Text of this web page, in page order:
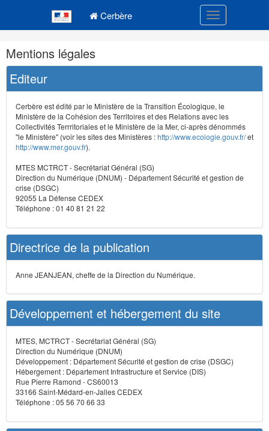
Cerbère Toggle
Navigation
et
outils
annexes
Mentions légales
Editeur
Cerbère est édité par le Ministère de la Transition Écologique, le
Ministère de la Cohésion des Territoires et des Relations avec les
Collectivités Terrritoriales et le Ministère de la Mer, ci-après dénommés
"le Ministère" (voir les sites des Ministères :http://www.ecologie.gouv.fr/et
http://www.mer.gouv.fr).
MTES MCTRCT - Secrétariat Général (SG)
Direction du Numérique (DNUM) - Département Sécurité et gestion de
crise (DSGC)
92055 La Défense CEDEX
Téléphone : 01 40 81 21 22
Directrice de la publication
Anne JEANJEAN, cheffe de la Direction du Numérique.
Développement et hébergement du site
MTES, MCTRCT - Secrétariat Général (SG)
Direction du Numérique (DNUM)
Développement : Département Sécurité et gestion de crise (DSGC)
Hébergement : Département Infrastructure et Service (DIS)
Rue Pierre Ramond - CS60013
33166 Saint-Médard-en-Jalles CEDEX
Téléphone : 05 56 70 66 33